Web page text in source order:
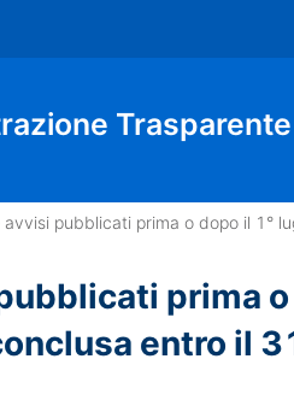
Trasparente
pubblicati prima o dopo il 1°
prima o
entro il